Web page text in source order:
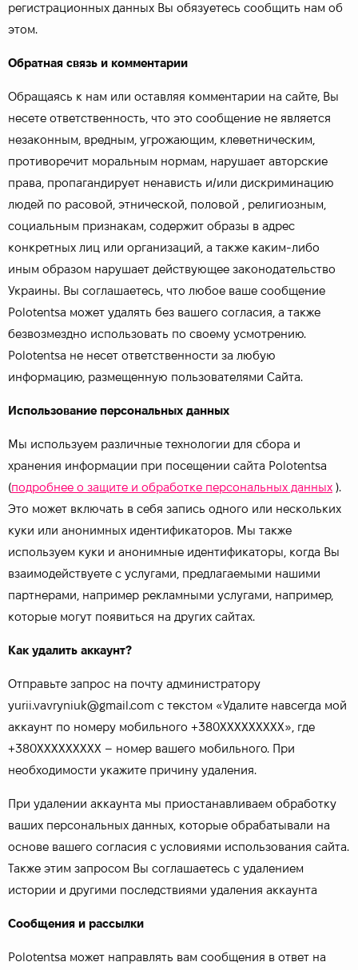
регистрационных данных Вы обязуетесь сообщить нам об
этом.
Обратная связь и комментарии
Обращаясь к нам или оставляя комментарии на сайте, Вы
несете ответственность, что это сообщение не является
незаконным, вредным, угрожающим, клеветническим,
противоречит моральным нормам, нарушает авторские
права, пропагандирует ненависть и/или дискриминацию
людей по расовой, этнической, половой , религиозным,
социальным признакам, содержит образы в адрес
конкретных лиц или организаций, а также каким-либо
иным образом нарушает действующее законодательство
Украины. Вы соглашаетесь, что любое ваше сообщение
Polotentsa может удалять без вашего согласия, а также
безвозмездно использовать по своему усмотрению.
Polotentsa не несет ответственности за любую
информацию, размещенную пользователями Сайта.
Использование персональных данных
Мы используем различные технологии для сбора и
хранения информации при посещении сайта Polotentsa
(подробнее о защите и обработке персональных данных ).
Это может включать в себя запись одного или нескольких
куки или анонимных идентификаторов. Мы также
используем куки и анонимные идентификаторы, когда Вы
взаимодействуете с услугами, предлагаемыми нашими
партнерами, например рекламными услугами, например,
которые могут появиться на других сайтах.
Как удалить аккаунт?
Отправьте запрос на почту администратору
yurii.vavryniuk@gmail.com с текстом «Удалите навсегда мой
аккаунт по номеру мобильного +380ХХХХХХХХХ», где
+380ХХХХХХХХХ – номер вашего мобильного. При
необходимости укажите причину удаления.
При удалении аккаунта мы приостанавливаем обработку
ваших персональных данных, которые обрабатывали на
основе вашего согласия с условиями использования сайта.
Также этим запросом Вы соглашаетесь с удалением
истории и другими последствиями удаления аккаунта
Сообщения и рассылки
Polotentsa может направлять вам сообщения в ответ на